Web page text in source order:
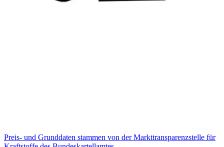
Preis- und Grunddaten stammen von der Markttransparenzstelle für